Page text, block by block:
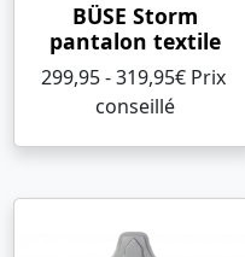
BÜSE Storm
pantalon textile
299,95 - 319,95€ Prix ​​
conseillé